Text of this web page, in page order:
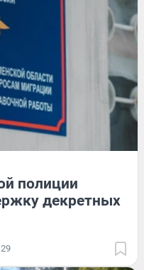
полиции
декретных
29